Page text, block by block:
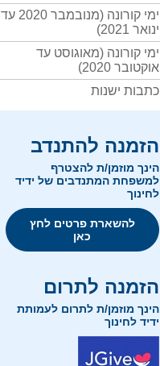
ימי קורונה (מנובמבר 2020 עד
ינואר 2021)
ימי קורונה (מאוגוסט עד
אוקטובר 2020)
כתבות ישנות
הזמנה להתנדב
הינך מוזמן/ת להצטרף
למשפחת המתנדבים של ידיד
לחינוך
להשארת פרטים לחץ
כאן
הזמנה לתרום
הינך מוזמן/ת לתרום לעמותת
ידיד לחינוך